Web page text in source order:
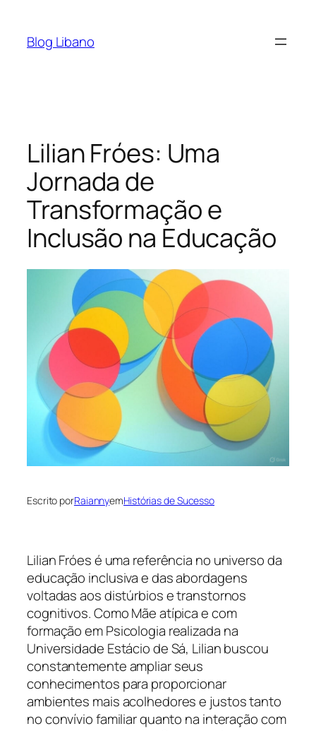
Blog Libano
Lilian Fróes: Uma
Jornada de
Transformação e
Inclusão na Educação
Escrito porRaiannyemHistórias de Sucesso
Lilian Fróes é uma referência no universo da
educação inclusiva e das abordagens
voltadas aos distúrbios e transtornos
cognitivos. Como Mãe atípica e com
formação em Psicologia realizada na
Universidade Estácio de Sá, Lilian buscou
constantemente ampliar seus
conhecimentos para proporcionar
ambientes mais acolhedores e justos tanto
no convívio familiar quanto na interação com